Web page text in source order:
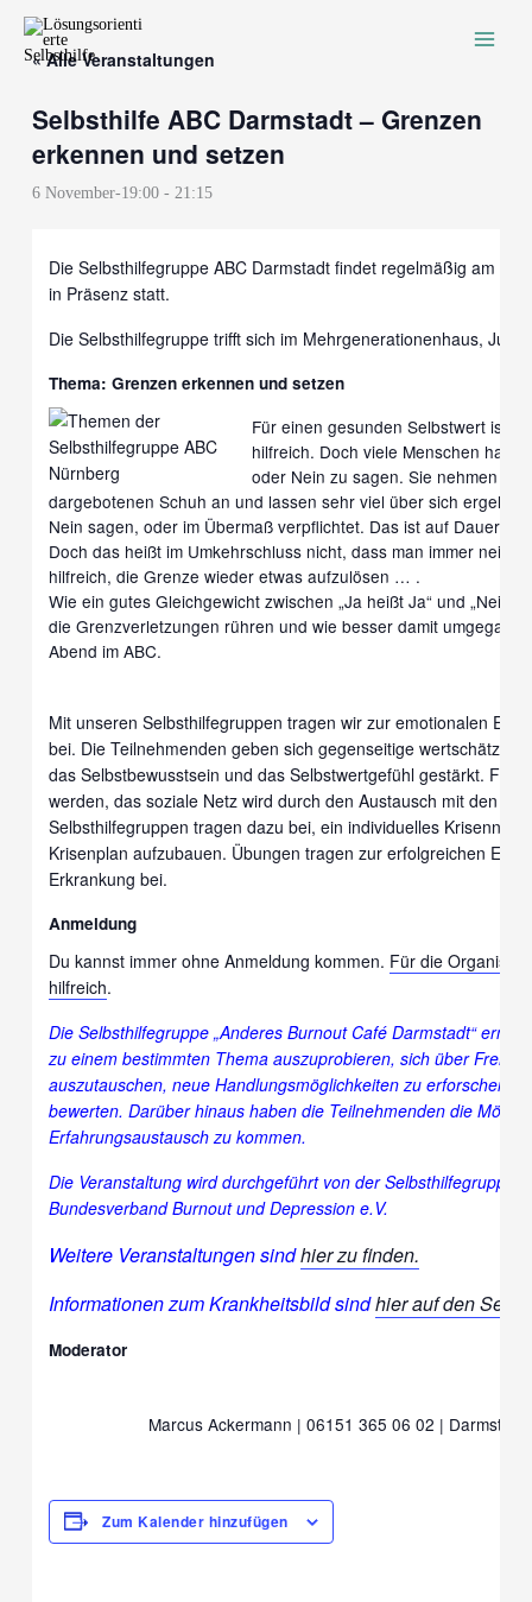
Inhalt
springen« Alle Veranstaltungen
Selbsthilfe ABC Darmstadt – Grenzen
erkennen und setzen
6 November-19:00 -21:15
Die Selbsthilfegruppe ABC Darmstadt findet regelmäßig am
in Präsenz statt.
Die Selbsthilfegruppe trifft sich im Mehrgenerationenhaus,
Thema: Grenzen erkennen und setzen
Für einen gesunden Selbstwert ist
hilfreich. Doch viele Menschen
oder Nein zu sagen. Sie nehmen
dargebotenen Schuh an und lassen sehr viel über sich
Nein sagen, oder im Übermaß verpflichtet. Das ist auf Dauer oft
Doch das heißt im Umkehrschluss nicht, dass man immer nein
hilfreich, die Grenze wieder etwas aufzulösen … .
Wie ein gutes Gleichgewicht zwischen „Ja heißt Ja“ und „Nein
die Grenzverletzungen rühren und wie besser damit
Abend im ABC.
Mit unseren Selbsthilfegruppen tragen wir zur emotionalen
bei. Die Teilnehmenden geben sich gegenseitige
das Selbstbewusstsein und das Selbstwertgefühl gestärkt.
werden, das soziale Netz wird durch den Austausch mit den
Selbsthilfegruppen tragen dazu bei, ein individuelles
Krisenplan aufzubauen. Übungen tragen zur erfolgreichen
Erkrankung bei.
Anmeldung
Du kannst immer ohne Anmeldung kommen. Für die
hilfreich.
Die Selbsthilfegruppe „Anderes Burnout CaféDarmstadt“
zu einem bestimmten Thema auszuprobieren, sich über
auszutauschen, neue Handlungsmöglichkeiten zu erforschen
bewerten. Darüber hinaus haben die Teilnehmenden die
Erfahrungsaustausch zu kommen.
Die Veranstaltung wird durchgeführt von der Selbsthilfegruppe
Bundesverband Burnout und Depression e.V.
Weitere Veranstaltungen sindhier zu finden.
Informationen zum Krankheitsbild sindhier auf den
Moderator
Marcus Ackermann | 06151 365 06 02 |
Zum Kalender hinzufügen